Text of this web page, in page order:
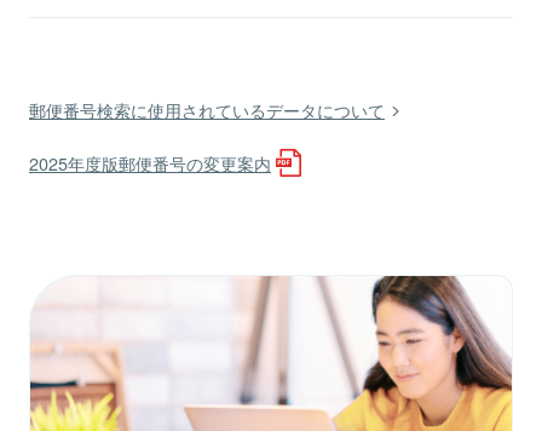
郵便番号検索に使用されているデータについて
2025年度版郵便番号の変更案内